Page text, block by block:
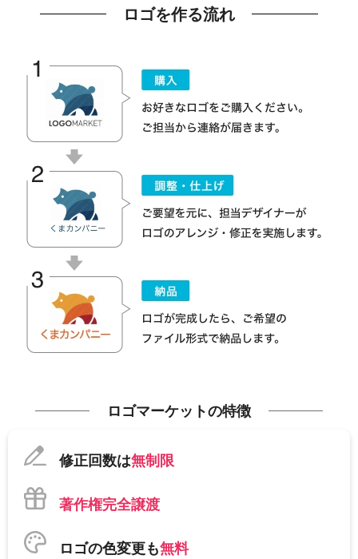
ロゴを作る流れ
ロゴマーケットの特徴
修正回数は無制限
著作権完全譲渡
ロゴの色変更も無料